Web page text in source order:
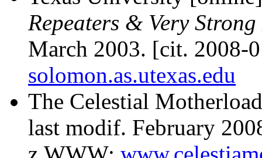
Repeaters & Very
March 2003. [cit. 2008-
solomon.as.utexas.edu
The Celestial
last modif. February